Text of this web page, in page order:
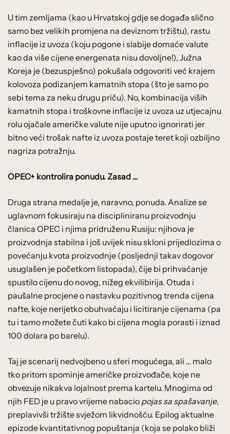
U tim zemljama (kao u Hrvatskoj gdje se događa slično
samo bez velikih promjena na deviznom tržištu), rastu
inflacije iz uvoza (koju pogone i slabije domaće valute
kao da više cijene energenata nisu dovoljne!), Južna
Koreja je (bezuspješno) pokušala odgovoriti već krajem
kolovoza podizanjem kamatnih stopa (što je samo po
sebi tema za neku drugu priču). No, kombinacija viših
kamatnih stopa i troškovne inflacije iz uvoza uz utjecajnu
rolu ojačale američke valute nije uputno ignorirati jer
bitno veći trošak nafte iz uvoza postaje teret koji ozbiljno
nagriza potražnju.
OPEC+ kontrolira ponudu. Zasad …
Druga strana medalje je, naravno, ponuda. Analize se
uglavnom fokusiraju na discipliniranu proizvodnju
članica OPEC i njima pridruženu Rusiju: njihova je
proizvodnja stabilna i još uvijek nisu skloni prijedlozima o
povećanju kvota proizvodnje (posljednji takav dogovor
usuglašen je početkom listopada), čije bi prihvaćanje
spustilo cijenu do novog, nižeg ekvilibirija. Otuda i
paušalne procjene o nastavku pozitivnog trenda cijena
nafte, koje nerijetko obuhvaćaju i licitiranje cijenama (pa
tu i tamo možete čuti kako bi cijena mogla porasti i iznad
100 dolara po barelu).
Taj je scenarij nedvojbeno u sferi mogućega, ali … malo
tko pritom spominje američke proizvođače, koje ne
obvezuje nikakva lojalnost prema kartelu. Mnogima od
njih FED je u pravo vrijeme nabacio pojas sa spašavanje,
preplavivši tržište svježom likvidnošću. Epilog aktualne
epizode kvantitativnog popuštanja (koja se polako bliži